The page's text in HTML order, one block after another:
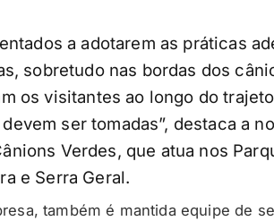
a adotarem as práticas
sobretudo nas bordas dos
os visitantes ao longo do
ser tomadas”, destaca a
Verdes, que atua nos
e Serra Geral.
também é mantida equipe de